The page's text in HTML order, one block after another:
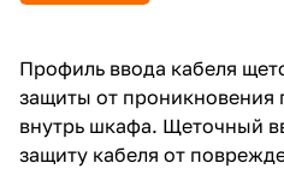
Профиль ввода кабеля
защиты от проникновения
внутрь шкафа. Щеточный
защиту кабеля от